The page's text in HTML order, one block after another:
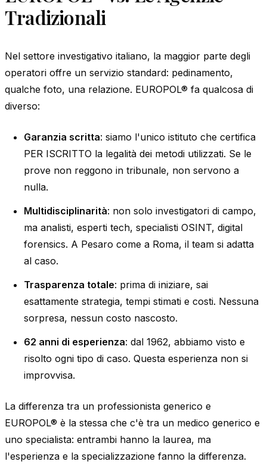
Tradizionali
Nel settore investigativo italiano, la maggior parte degli
operatori offre un servizio standard: pedinamento,
qualche foto, una relazione. EUROPOL® fa qualcosa di
diverso:
Garanzia scritta: siamo l'unico istituto che certifica
PER ISCRITTO la legalità dei metodi utilizzati. Se le
prove non reggono in tribunale, non servono a
nulla.
Multidisciplinarità: non solo investigatori di campo,
ma analisti, esperti tech, specialisti OSINT, digital
forensics. A Pesaro come a Roma, il team si adatta
al caso.
Trasparenza totale: prima di iniziare, sai
esattamente strategia, tempi stimati e costi. Nessuna
sorpresa, nessun costo nascosto.
62 anni di esperienza: dal 1962, abbiamo visto e
risolto ogni tipo di caso. Questa esperienza non si
improvvisa.
La differenza tra un professionista generico e
EUROPOL® è la stessa che c'è tra un medico generico e
uno specialista: entrambi hanno la laurea, ma
l'esperienza e la specializzazione fanno la differenza.